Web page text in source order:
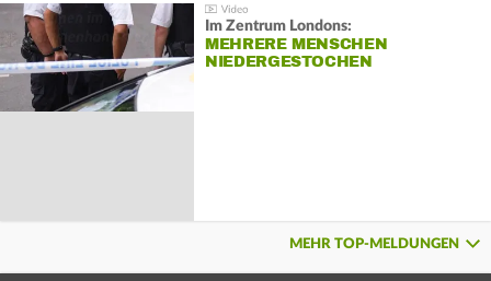
Im Zentrum Londons:
MEHRERE MENSCHEN
NIEDERGESTOCHEN
MEHR TOP-MELDUNGEN